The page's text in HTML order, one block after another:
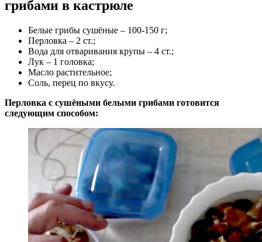
грибами в кастрюле
Белые грибы сушёные – 100-150 г;
Перловка – 2 ст.;
Вода для отваривания крупы – 4 ст.;
Лук – 1 головка;
Масло растительное;
Соль, перец по вкусу.
Перловка с сушёными белыми грибами готовится
следующим способом: